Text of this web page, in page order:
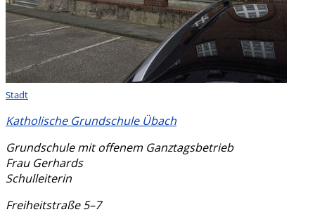
Stadt
Katholische Grundschule Übach
Grundschule mit offenem Ganztagsbetrieb
Frau Gerhards
Schulleiterin
Freiheitstraße 5–7